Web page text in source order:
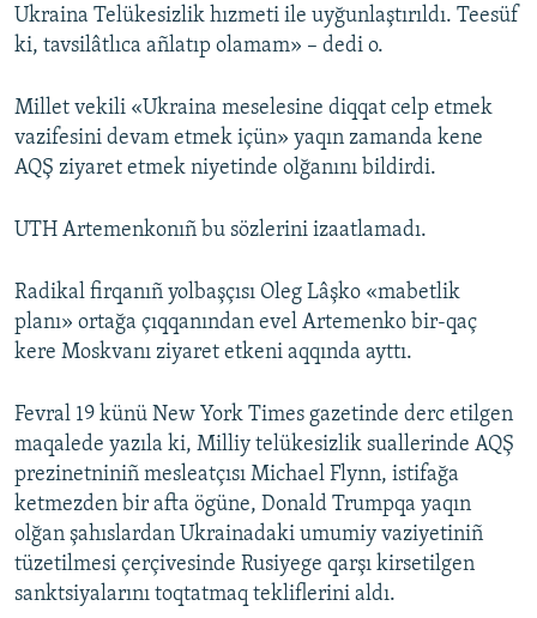
Ukraina Telükesizlik hızmeti ile uyğunlaştırıldı. Teesüf
ki, tavsilâtlıca añlatıp olamam» – dedi o.
Millet vekili «Ukraina meselesine diqqat celp etmek
vazifesini devam etmek içün» yaqın zamanda kene
AQŞ ziyaret etmek niyetinde olğanını bildirdi.
UTH Artemenkonıñ bu sözlerini izaatlamadı.
Radikal firqanıñ yolbaşçısı Oleg Lâşko «mabetlik
planı» ortağa çıqqanından evel Artemenko bir-qaç
kere Moskvanı ziyaret etkeni aqqında ayttı.
Fevral 19 künü New York Times gazetinde derc etilgen
maqalede yazıla ki, Milliy telükesizlik suallerinde AQŞ
prezinetniniñ mesleatçısı Michael Flynn, istifağa
ketmezden bir afta ögüne, Donald Trumpqa yaqın
olğan şahıslardan Ukrainadaki umumiy vaziyetiniñ
tüzetilmesi çerçivesinde Rusiyege qarşı kirsetilgen
sanktsiyalarını toqtatmaq tekliflerini aldı.